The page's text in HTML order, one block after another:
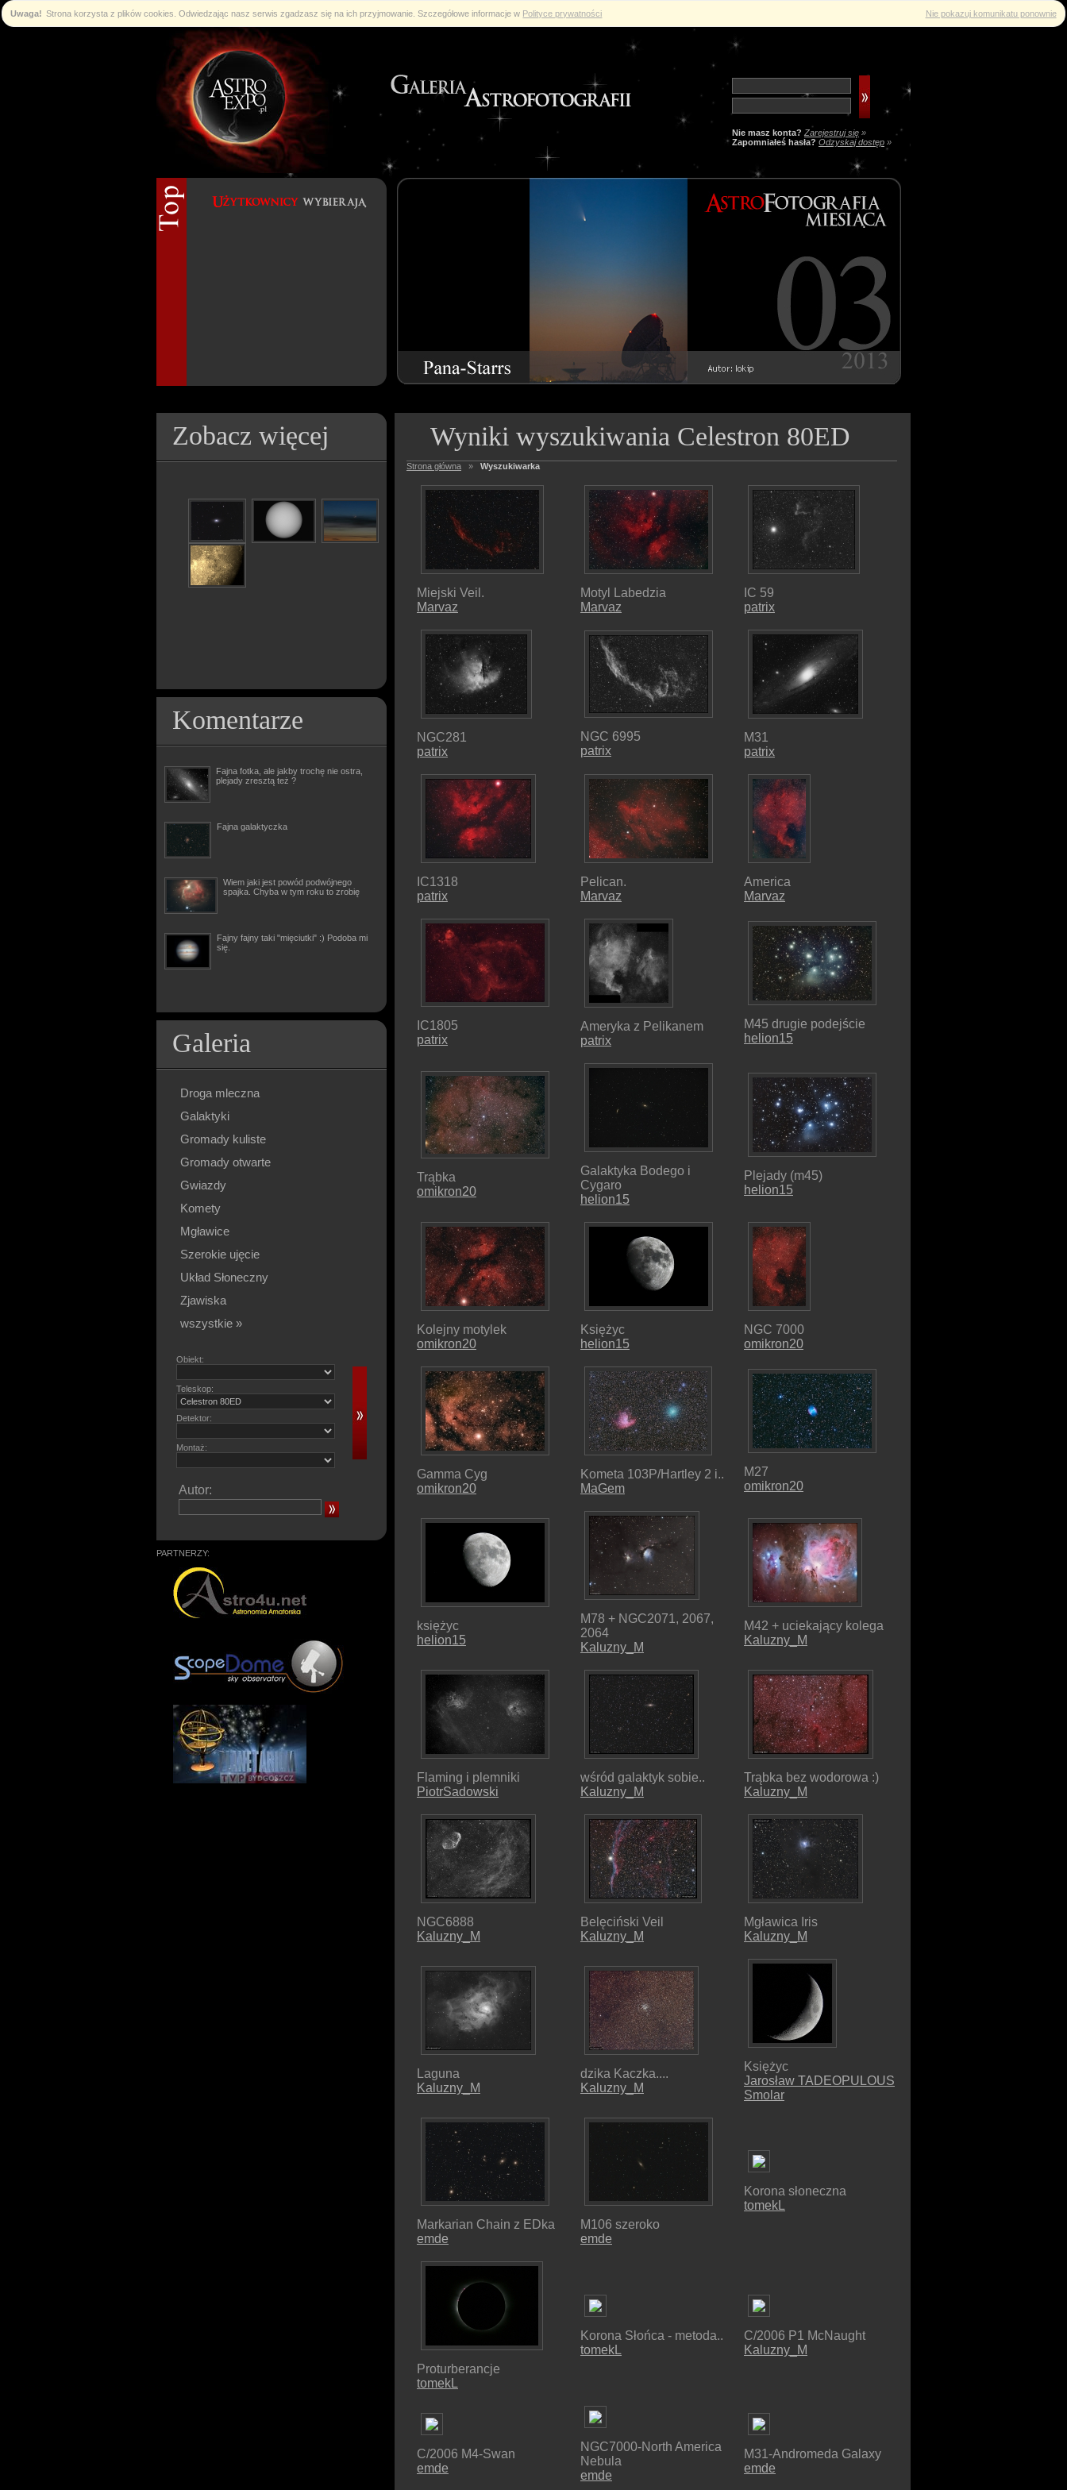
Uwaga! Strona korzysta z plików cookies. Odwiedzając nasz serwis zgadzasz się na ich przyjmowanie. Szczegółowe informacje w Polityce prywatności Nie pokazuj komunikatu ponownie
Nie masz konta? Zarejestruj się »
Zapomniałeś hasła? Odzyskaj dostęp »
Zobacz więcej
Komentarze
Fajna fotka, ale jakby trochę nie ostra,
plejady zresztą też ?
Fajna galaktyczka
Wiem jaki jest powód podwójnego
spajka. Chyba w tym roku to zrobię
Fajny fajny taki "mięciutki" :) Podoba mi
się.
Galeria
Droga mleczna
Galaktyki
Gromady kuliste
Gromady otwarte
Gwiazdy
Komety
Mgławice
Szerokie ujęcie
Układ Słoneczny
Zjawiska
wszystkie »
Obiekt:
Teleskop:
Detektor:
Montaż:
Autor:
PARTNERZY:
Wyniki wyszukiwania Celestron 80ED
Strona główna » Wyszukiwarka
Miejski Veil.
Marvaz
Motyl Labedzia
Marvaz
IC 59
patrix
NGC281
patrix
NGC 6995
patrix
M31
patrix
IC1318
patrix
Pelican.
Marvaz
America
Marvaz
IC1805
patrix
Ameryka z Pelikanem
patrix
M45 drugie podejście
helion15
Trąbka
omikron20
Galaktyka Bodego i
Cygaro
helion15
Plejady (m45)
helion15
Kolejny motylek
omikron20
Księżyc
helion15
NGC 7000
omikron20
Gamma Cyg
omikron20
Kometa 103P/Hartley 2 i..
MaGem
M27
omikron20
księżyc
helion15
M78 + NGC2071, 2067,
2064
Kaluzny_M
M42 + uciekający kolega
Kaluzny_M
Flaming i plemniki
PiotrSadowski
wśród galaktyk sobie..
Kaluzny_M
Trąbka bez wodorowa :)
Kaluzny_M
NGC6888
Kaluzny_M
Belęciński Veil
Kaluzny_M
Mgławica Iris
Kaluzny_M
Laguna
Kaluzny_M
dzika Kaczka....
Kaluzny_M
Księżyc
Jarosław TADEOPULOUS
Smolar
Markarian Chain z EDka
emde
M106 szeroko
emde
Korona słoneczna
tomekL
Proturberancje
tomekL
Korona Słońca - metoda..
tomekL
C/2006 P1 McNaught
Kaluzny_M
C/2006 M4-Swan
emde
NGC7000-North America
Nebula
emde
M31-Andromeda Galaxy
emde